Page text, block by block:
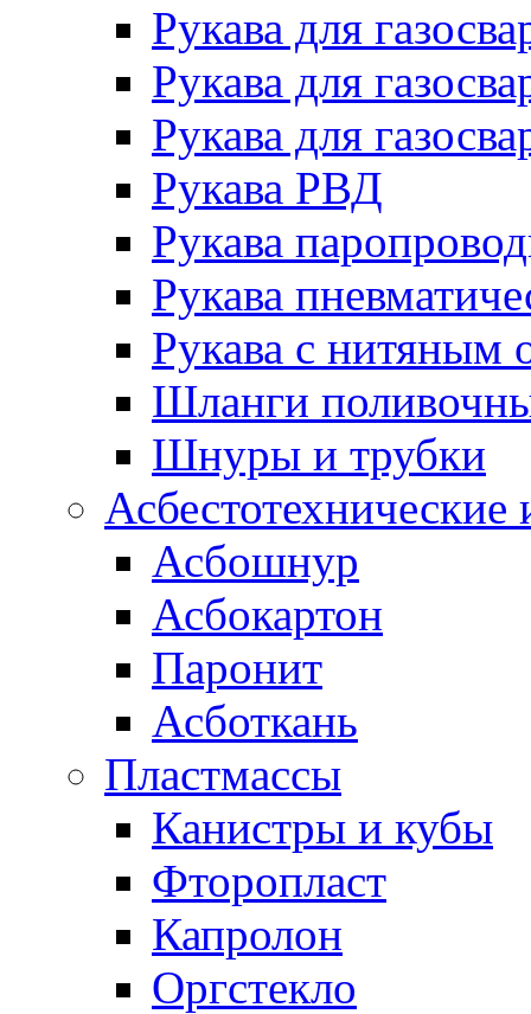
Рукава для
Рукава для
Рукава для
Рукава РВД
Рукава
Рукава
Рукава с нитяным
Шланги
Шнуры и трубки
Асбестотехнические
Асбошнур
Асбокартон
Паронит
Асботкань
Пластмассы
Канистры и кубы
Фторопласт
Капролон
Оргстекло